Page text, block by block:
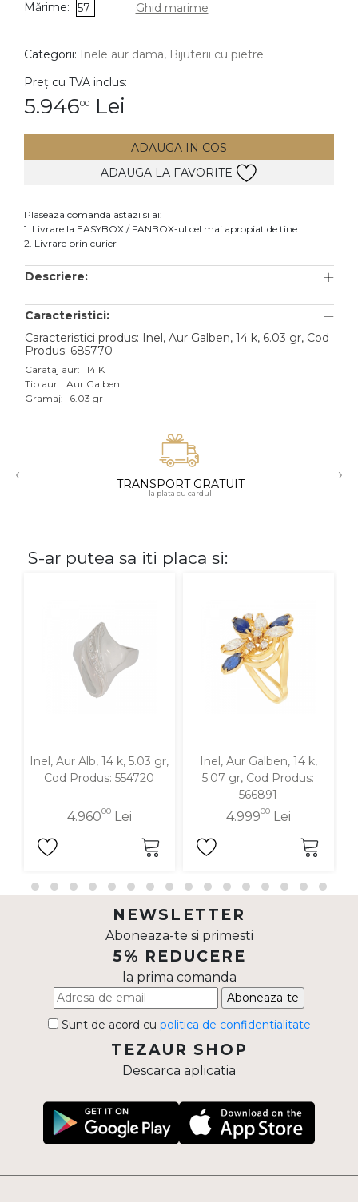
DIAMANTE Vezi toate
Cercei
Accesorii
Aur alb
Aur roz
Aur mixt
18K
Mărime: 57 Ghid marime
Categorii: Inele aur dama, Bijuterii cu pietre
Preț cu TVA inclus:
5.94600 Lei
ADAUGA IN COS
ADAUGA LA FAVORITE
Plaseaza comanda astazi si ai:
1. Livrare la EASYBOX / FANBOX-ul cel mai apropiat de tine
2. Livrare prin curier
Descriere:
Caracteristici:
Caracteristici produs: Inel, Aur Galben, 14 k, 6.03 gr, Cod
Produs: 685770
Carataj aur: 14 K
Tip aur: Aur Galben
Gramaj:
6.03 gr
‹ TRANSPORT GRATUIT
la plata cu cardul
›
S-ar putea sa iti placa si:
Inel, Aur Alb, 14 k, 5.03 gr,
Cod Produs: 554720
4.96000Lei
Inel, Aur Galben, 14 k,
5.07 gr, Cod Produs:
566891
4.99900Lei
NEWSLETTER
Aboneaza-te si primesti
5% REDUCERE
la prima comanda
Aboneaza-te
Sunt de acord cu politica de confidentialitate
TEZAUR SHOP
Descarca aplicatia